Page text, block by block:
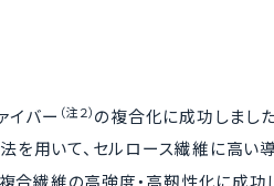
イバー （注２） の複合化に成功しました
用いて、セルロース繊維に高い
合繊維の高強度・高靭性化に成功